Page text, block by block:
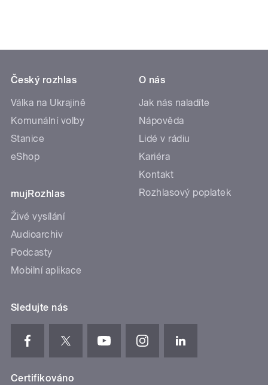
Český rozhlas
Válka na Ukrajině
Komunální volby
Stanice
eShop
mujRozhlas
Živé vysílání
Audioarchiv
Podcasty
Mobilní aplikace
O nás
Jak nás naladíte
Nápověda
Lidé v rádiu
Kariéra
Kontakt
Rozhlasový poplatek
Sledujte nás
Certifikováno